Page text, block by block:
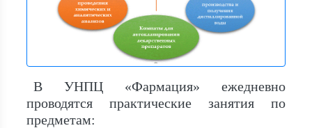
В УНПЦ «Фармация» ежедневно
проводятся практические занятия по
предметам: